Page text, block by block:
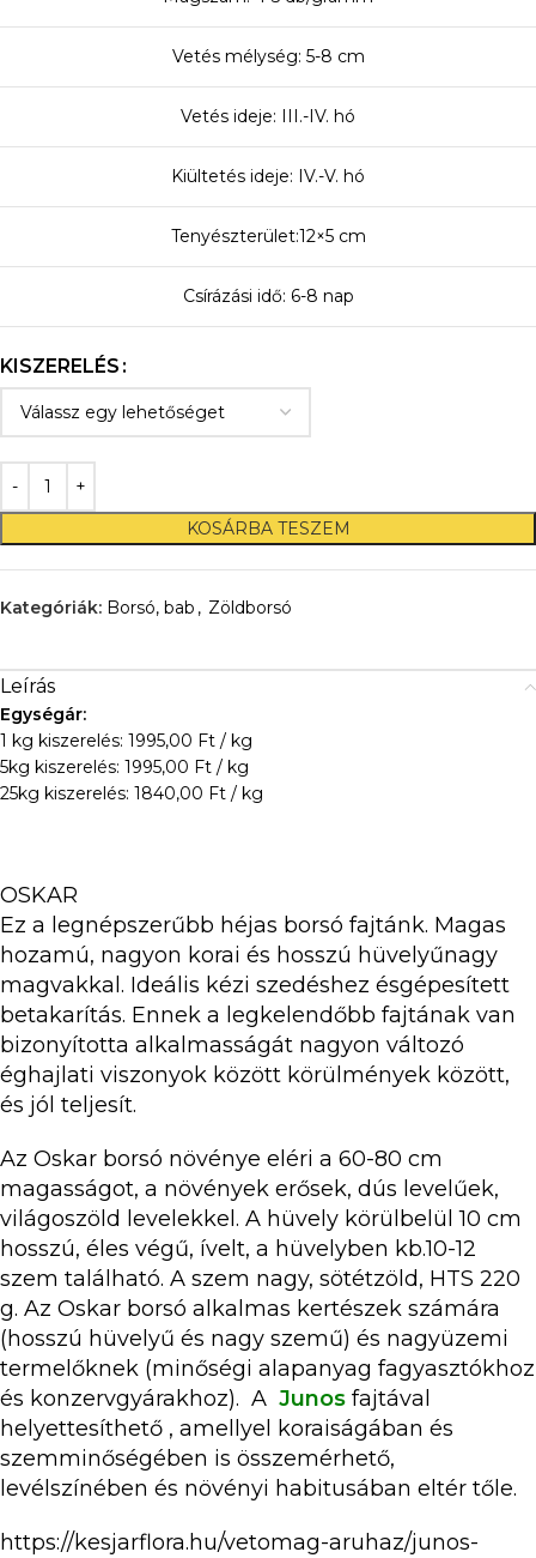
Vetés mélység: 5-8 cm
Vetés ideje: III.-IV. hó
Kiültetés ideje: IV.-V. hó
Tenyészterület:12×5 cm
Csírázási idő: 6-8 nap
KISZERELÉS
KOSÁRBA TESZEM
Kategóriák: Borsó, bab , Zöldborsó
Leírás
Egységár:
1 kg kiszerelés: 1995,00 Ft / kg
5kg kiszerelés: 1995,00 Ft / kg
25kg kiszerelés: 1840,00 Ft / kg
OSKAR
Ez a legnépszerűbb héjas borsó fajtánk. Magas
hozamú, nagyon korai és hosszú hüvelyűnagy
magvakkal. Ideális kézi szedéshez ésgépesített
betakarítás. Ennek a legkelendőbb fajtának van
bizonyította alkalmasságát nagyon változó
éghajlati viszonyok között körülmények között,
és jól teljesít.
Az Oskar borsó növénye eléri a 60-80 cm
magasságot, a növények erősek, dús levelűek,
világoszöld levelekkel. A hüvely körülbelül 10 cm
hosszú, éles végű, ívelt, a hüvelyben kb.10-12
szem található. A szem nagy, sötétzöld, HTS 220
g. Az Oskar borsó alkalmas kertészek számára
(hosszú hüvelyű és nagy szemű) és nagyüzemi
termelőknek (minőségi alapanyag fagyasztókhoz
és konzervgyárakhoz). A Junos fajtával
helyettesíthető , amellyel koraiságában és
szemminőségében is összemérhető,
levélszínében és növényi habitusában eltér tőle.
https://kesjarflora.hu/vetomag-aruhaz/junos-